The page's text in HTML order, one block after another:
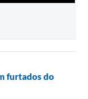
furtados do